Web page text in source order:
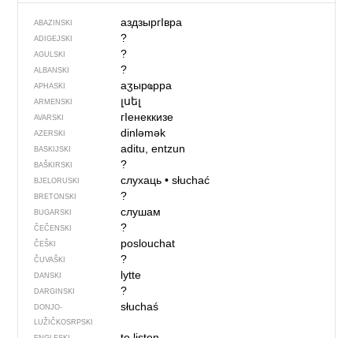
ABAZINSKI аздзыр­гIвра
ADIGEJSKI ?
AGULSKI ?
ALBANSKI ?
APHASKI аӡырҩрра
ARMENSKI լսել
AVARSKI гIенеккизе
AZERSKI dinləmək
BASKIJSKI aditu, entzun
BAŠKIRSKI ?
BJELORUSKI слухаць• słuchać
BRETONSKI ?
BUGARSKI слушам
ČEČENSKI ?
ČEŠKI poslouchat
ČUVAŠKI ?
DANSKI lytte
DARGINSKI ?
DONJO­
LUŽIČKOSRPSKI
słuchaś